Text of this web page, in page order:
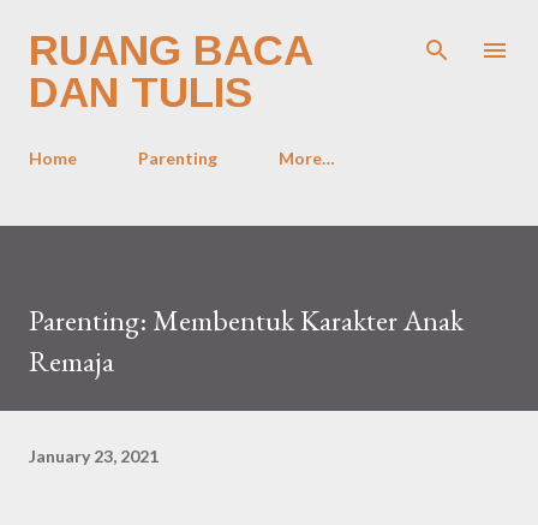
RUANG BACA
DAN TULIS
Home Parenting More…
Parenting: Membentuk Karakter Anak
Remaja
January 23, 2021